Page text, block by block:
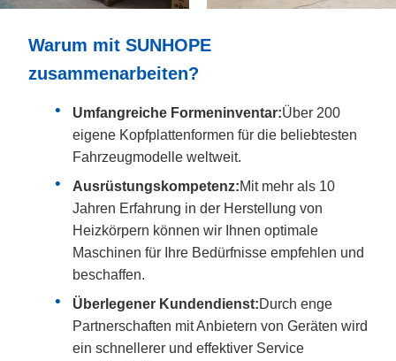
Warum mit SUNHOPE
zusammenarbeiten?
Umfangreiche Formeninventar:Über 200
eigene Kopfplattenformen für die beliebtesten
Fahrzeugmodelle weltweit.
Ausrüstungskompetenz:Mit mehr als 10
Jahren Erfahrung in der Herstellung von
Heizkörpern können wir Ihnen optimale
Maschinen für Ihre Bedürfnisse empfehlen und
beschaffen.
Überlegener Kundendienst:Durch enge
Partnerschaften mit Anbietern von Geräten wird
ein schnellerer und effektiver Service